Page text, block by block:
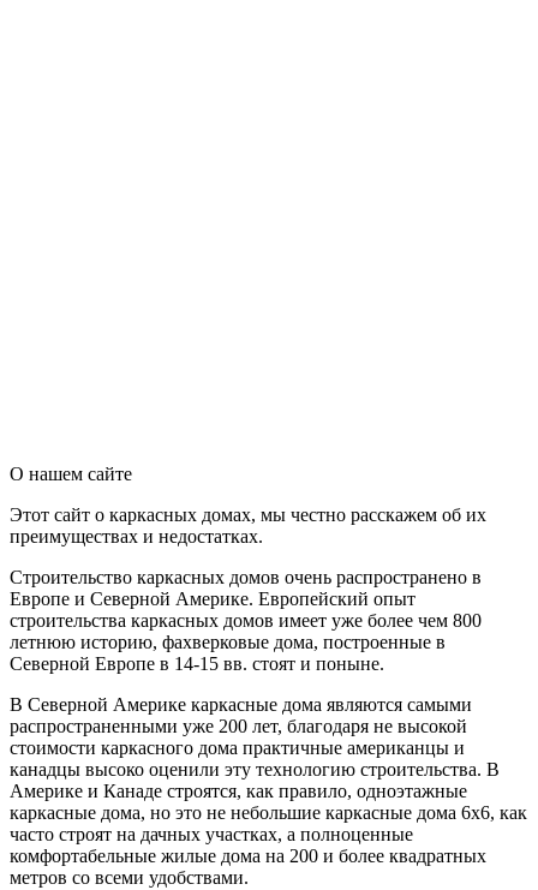
О нашем сайте
Этот сайт о каркасных домах, мы честно расскажем об их
преимуществах и недостатках.
Строительство каркасных домов очень распространено в
Европе и Северной Америке. Европейский опыт
строительства каркасных домов имеет уже более чем 800
летнюю историю, фахверковые дома, построенные в
Северной Европе в 14-15 вв. стоят и поныне.
В Северной Америке каркасные дома являются самыми
распространенными уже 200 лет, благодаря не высокой
стоимости каркасного дома практичные американцы и
канадцы высоко оценили эту технологию строительства. В
Америке и Канаде строятся, как правило, одноэтажные
каркасные дома, но это не небольшие каркасные дома 6х6, как
часто строят на дачных участках, а полноценные
комфортабельные жилые дома на 200 и более квадратных
метров со всеми удобствами.